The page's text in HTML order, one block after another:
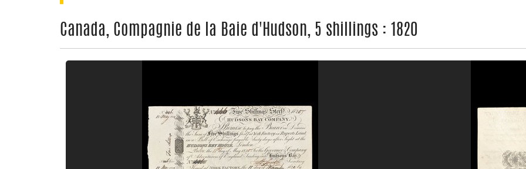
Canada, Compagnie de la Baie d'Hudson, 5 shillings : 1820